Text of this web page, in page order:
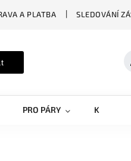
A PLATBA SLEDOVÁNÍ
PRO PÁRY KRYTY